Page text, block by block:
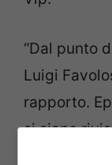
“Dal punto
Luigi
rapporto.
si siano
tornato ad